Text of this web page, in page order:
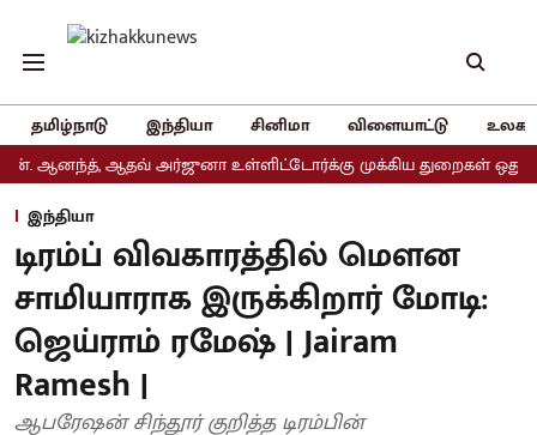
தமிழ்நாடு இந்தியா சினிமா விளையாட்டு
ஆதவ் அர்ஜுனா உள்ளிட்டோர்க்கு முக்கிய துறைகள் ஒதுக்கீடு
இந்தியா
டிரம்ப் விவகாரத்தில் மௌன
சாமியாராக இருக்கிறார் மோடி:
ஜெய்ராம் ரமேஷ் | Jairam
Ramesh |
ஆபரேஷன் சிந்தூர் குறித்த டிரம்பின்